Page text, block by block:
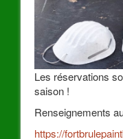
Les réservations
saison !
Renseignements
https://